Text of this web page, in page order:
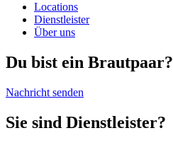
Locations
Dienstleister
Über uns
Du bist ein Brautpaar?
Nachricht senden
Sie sind Dienstleister?